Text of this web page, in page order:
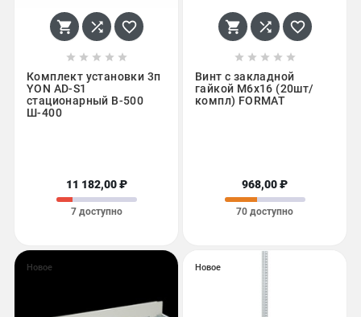
  
    
Комплект установки 3п
YON AD-S1
стационарный В-500
Ш-400
11 182,00 ₽
7 доступно
  
    
Винт с закладной
гайкой М6х16 (20шт/
компл) FORMAT
968,00 ₽
70 доступно
Новое Новое